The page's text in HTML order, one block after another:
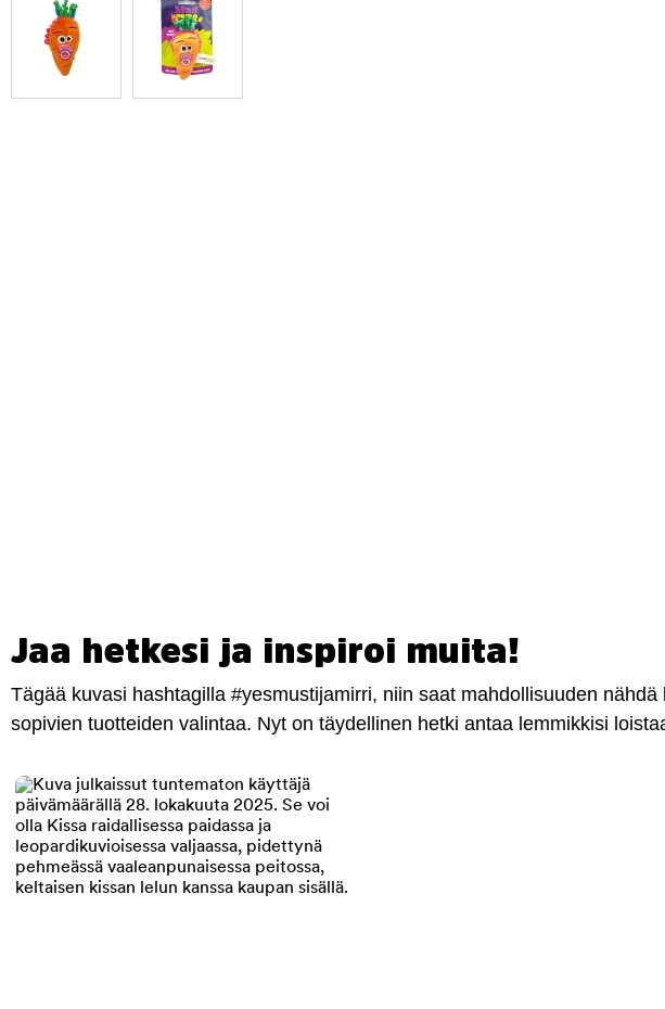
Jaa hetkesi ja inspiroi muita!
Tägää kuvasi hashtagilla #yesmustijamirri, niin saat mahdollisuuden
sopivien tuotteiden valintaa. Nyt on täydellinen hetki antaa lemmikkisi